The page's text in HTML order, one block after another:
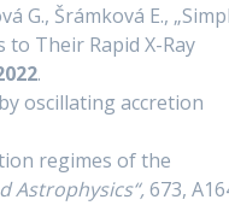
G., Šrámková E.,
to Their Rapid X-Ray
.
oscillating accretion
regimes of the
Astrophysics“, 673,